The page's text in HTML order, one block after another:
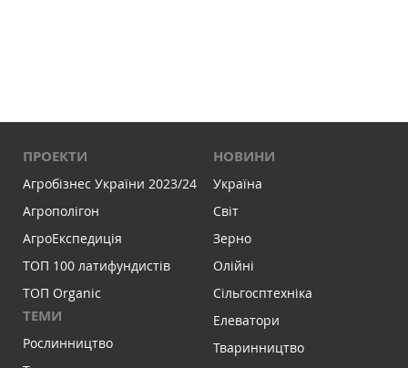
ПРОЕКТИ
Агробізнес України 2023/24
Агрополігон
АгроЕкспедиція
ТОП 100 латифундистів
ТОП Organic
ТЕМИ
Рослинництво
НОВИНИ
Україна
Світ
Зерно
Олійні
Сільгосптехніка
Елеватори
Тваринництво